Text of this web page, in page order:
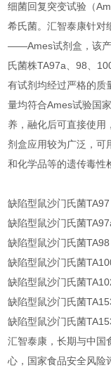
细菌回复突变试验（
希氏菌。汇智泰康针对
——Ames试剂盒，该产
氏菌株TA97a、98、
有试剂均经过严格的质
量均符合Ames试验国
养，融化后可直接使用
剂盒应用较为广泛，可
和化学品等的遗传毒性
缺陷型鼠沙门氏菌TA97
缺陷型鼠沙门氏菌
缺陷型鼠沙门氏菌TA98
缺陷型鼠沙门氏菌
缺陷型鼠沙门氏菌
缺陷型鼠沙门氏菌
缺陷型鼠沙门氏菌
汇智泰康，长期与中国
心，国家食品安全风险